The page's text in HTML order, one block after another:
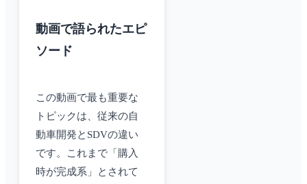
動画で語られたエピ
ソード
この動画で最も重要な
トピックは、従来の自
動車開発とSDVの違い
です。これまで「購入
時が完成系」とされて